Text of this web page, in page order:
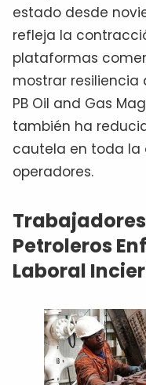
estado desde
refleja la
plataformas
mostrar resiliencia
PB Oil and Gas
también ha
cautela en toda la
operadores.
Petroleros
Laboral